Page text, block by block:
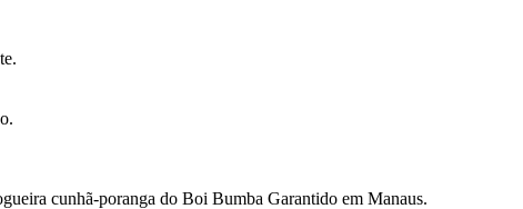
cunhã-poranga do Boi Bumba Garantido em Manaus.